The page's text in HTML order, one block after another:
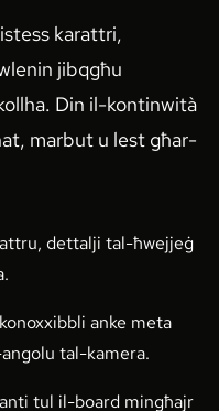
karattri,
jibqgħu
Din il-kontinwità
marbut u lest għar-
dettalji tal-ħwejjeġ
anke meta
tal-kamera.
tul il-board mingħajr